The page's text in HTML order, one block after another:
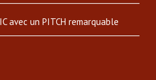
avec un PITCH remarquable